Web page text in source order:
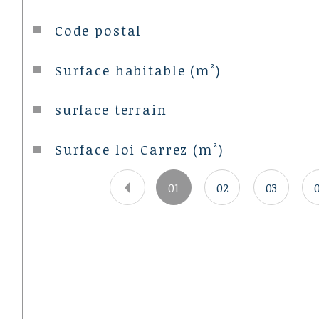
Caractéristiques Valeurs
Code postal
Surface habitable (m²)
surface terrain
Surface loi Carrez (m²)
01 02 03